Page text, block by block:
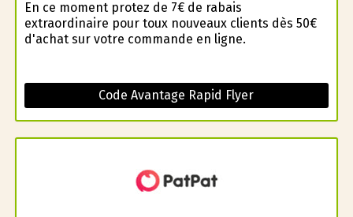
En ce moment profitez de 7€ de rabais
extraordinaire pour toux nouveaux clients dès 50€
d'achat sur votre commande en ligne.
Code Avantage Rapid Flyer